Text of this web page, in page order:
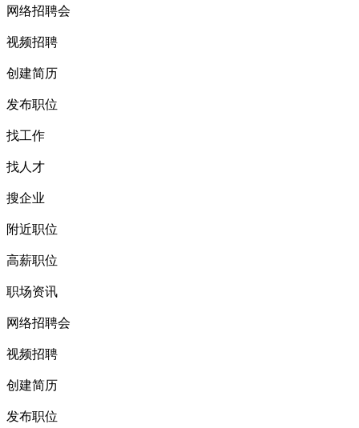
网络招聘会
视频招聘
创建简历
发布职位
找工作
找人才
搜企业
附近职位
高薪职位
职场资讯
网络招聘会
视频招聘
创建简历
发布职位